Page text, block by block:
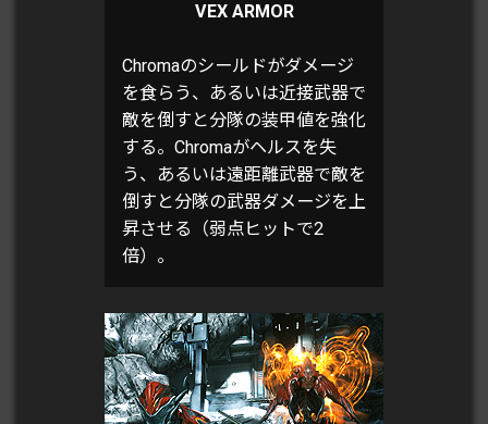
VEX ARMOR
Chromaのシールドがダメージ
を食らう、あるいは近接武器で
敵を倒すと分隊の装甲値を強化
する。Chromaがヘルスを失
う、あるいは遠距離武器で敵を
倒すと分隊の武器ダメージを上
昇させる（弱点ヒットで2
倍）。